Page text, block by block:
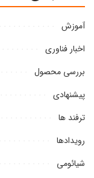
آموزش
اخبار فناوری
بررسی محصول
پیشنهادی
ترفند ها
رویدادها
شیائومی